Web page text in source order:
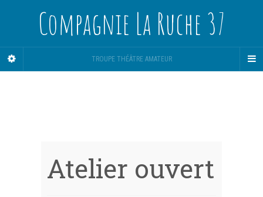
Compagnie La Ruche 37
TROUPE THÉÂTRE AMATEUR
Atelier ouvert